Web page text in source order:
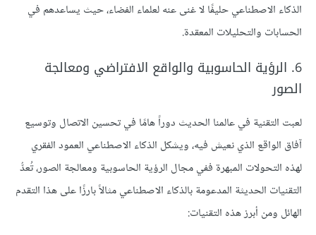
الذكاء الاصطناعي حليفًا لا غنى عنه لعلماء الفضاء، حيث يساعدهم في
الحسابات والتحليلات المعقدة.
6. الرؤية الحاسوبية والواقع الافتراضي ومعالجة
الصور
لعبت التقنية في عالمنا الحديث دوراً هامًا في تحسين الاتصال وتوسيع
آفاق الواقع الذي نعيش فيه، ويشكل الذكاء الاصطناعي العمود الفقري
لهذه التحولات المبهرة ففي مجال الرؤية الحاسوبية ومعالجة الصور، تُعدُّ
التقنيات الحديثة المدعومة بالذكاء الاصطناعي مثالاً بارزًا على هذا التقدم
الهائل ومن أبرز هذه التقنيات: